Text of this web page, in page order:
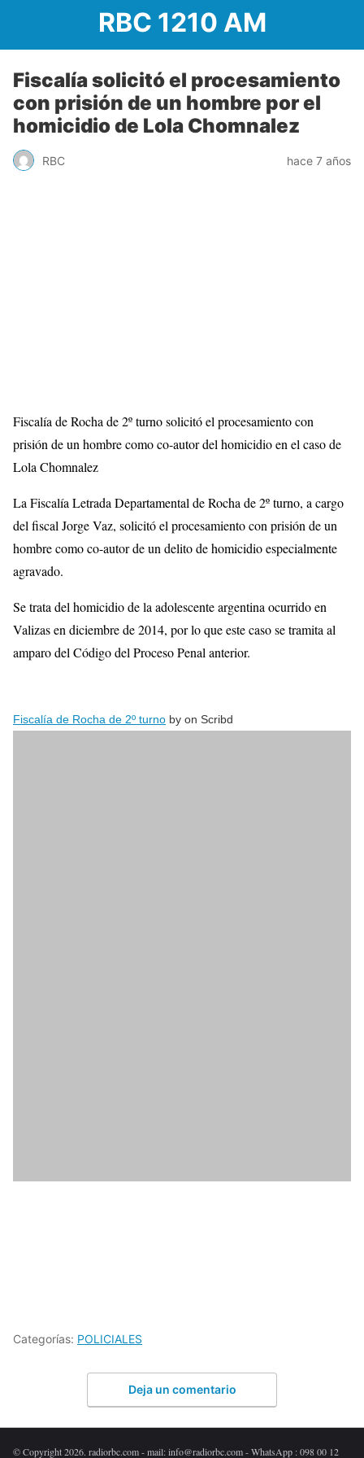
RBC 1210 AM
Fiscalía solicitó el procesamiento
con prisión de un hombre por el
homicidio de Lola Chomnalez
RBC hace 7 años
Fiscalía de Rocha de 2º turno solicitó el procesamiento con
prisión de un hombre como co-autor del homicidio en el caso de
Lola Chomnalez
La Fiscalía Letrada Departamental de Rocha de 2º turno, a cargo
del fiscal Jorge Vaz, solicitó el procesamiento con prisión de un
hombre como co-autor de un delito de homicidio especialmente
agravado.
Se trata del homicidio de la adolescente argentina ocurrido en
Valizas en diciembre de 2014, por lo que este caso se tramita al
amparo del Código del Proceso Penal anterior.
Fiscalía de Rocha de 2º turno by on Scribd
Categorías: POLICIALES
Deja un comentario
© Copyright 2026. radiorbc.com - mail: info@radiorbc.com - WhatsApp : 098 00 12